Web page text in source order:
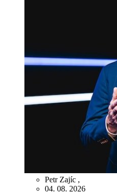
Petr Zajíc ,
04. 08. 2026